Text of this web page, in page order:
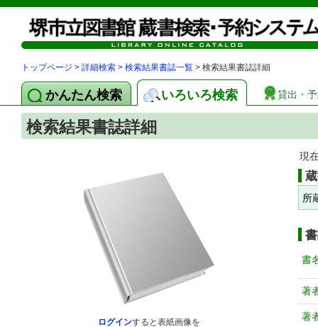
トップページ > 詳細検索 > 検索結果書誌一覧 > 検索結果書誌詳細
かんたん検索 いろいろ検索 貸出・
検索結果書誌詳細
ログインすると表紙画像を
現
所
書
著
著